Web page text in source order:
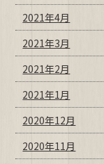
2021年4月
2021年3月
2021年2月
2021年1月
2020年12月
2020年11月